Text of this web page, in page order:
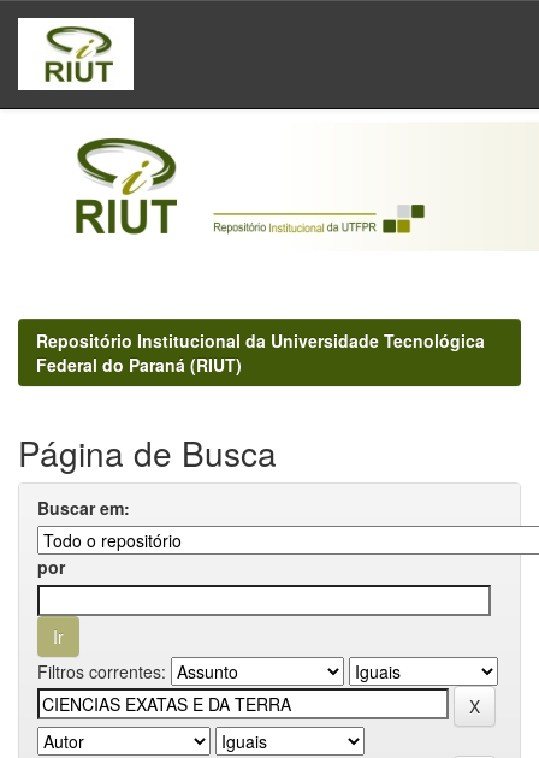
Skip
navigation
Repositório Institucional da Universidade Tecnológica
Federal do Paraná (RIUT)
Página de Busca
Buscar em:
por
Filtros correntes: